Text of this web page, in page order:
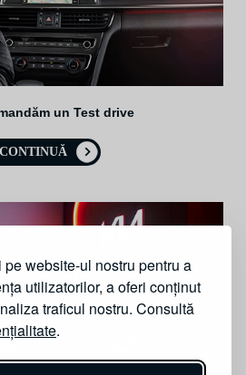
website-ul nostru pentru a
utilizatorilor, a oferi conținut
traficul nostru. Consultă
.
un Test drive
CONTINUĂ